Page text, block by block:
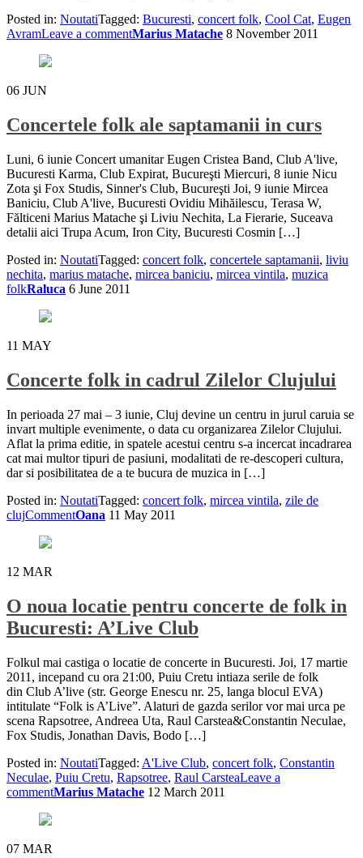
Posted in: NoutatiTagged: Bucuresti, concert folk, Cool Cat, Eugen
AvramLeave a commentMarius Matache 8 November 2011
06 JUN
Concertele folk ale saptamanii in curs
Luni, 6 iunie Concert umanitar Eugen Cristea Band, Club A'live,
Bucuresti Karma, Club Expirat, Bucureşti Miercuri, 8 iunie Nicu
Zota şi Fox Studis, Sinner's Club, Bucureşti Joi, 9 iunie Mircea
Baniciu, Club A'live, Bucuresti Ovidiu Mihăilescu, Terasa W,
Fălticeni Marius Matache şi Liviu Nechita, La Fierarie, Suceava
detalii aici Trupa Acum, Iron City, Bucuresti Cosmin […]
Posted in: NoutatiTagged: concert folk, concertele saptamanii, liviu
nechita, marius matache, mircea baniciu, mircea vintila, muzica
folkRaluca 6 June 2011
11 MAY
Concerte folk in cadrul Zilelor Clujului
In perioada 27 mai – 3 iunie, Cluj devine un centru in jurul caruia se
invart multiple evenimente, o data cu organizarea Zilelor Clujului.
Aflat la prima editie, in spatele acestui centru s-a incercat incadrarea
cat mai multor tipuri de pasiuni, modalitati de re-descoperi cultura,
dar si posibilitatea de a te bucura de muzica in […]
Posted in: NoutatiTagged: concert folk, mircea vintila, zile de
clujCommentOana 11 May 2011
12 MAR
O noua locatie pentru concerte de folk in
Bucuresti: A’Live Club
Folkul mai castiga o locatie de concerte in Bucuresti. Joi, 17 martie
2011, incepand cu ora 21:00, Puiu Cretu intiaza serile de folk
din Club A’live (str. George Enescu nr. 25, langa blocul EVA)
intitulate “Folk is A’Live”. Alaturi de gazda serilor vor mai urca pe
scena Rapsotree, Andreea Uta, Raul Carstea&Constantin Neculae,
Fox Studis, Jonathan Davis, Bodo […]
Posted in: NoutatiTagged: A'Live Club, concert folk, Constantin
Neculae, Puiu Cretu, Rapsotree, Raul CarsteaLeave a
commentMarius Matache 12 March 2011
07 MAR